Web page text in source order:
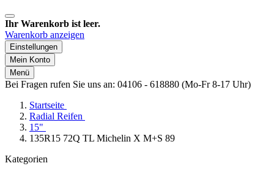
Ihr Warenkorb ist leer.
Warenkorb anzeigen
Einstellungen
Mein Konto
Menü
Bei Fragen rufen Sie uns an: 04106 - 618880 (Mo-Fr 8-17 Uhr)
Startseite
Radial Reifen
15"
135R15 72Q TL Michelin X M+S 89
Kategorien